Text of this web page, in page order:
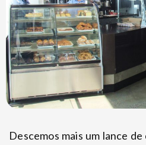
Descemos mais um lance